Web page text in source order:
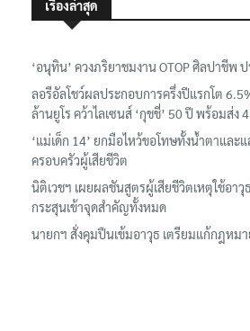
‘อนุทิน’ ควงภริยาชมงาน OTOP ศิลปาชีพ ป
ลอรีอัลโชว์ผลประกอบการครึ่งปีแรกโต
ล้านยูโร คว้าไลเซนส์ ‘กุชชี่’ 50 ปี พร้อมส่ง
‘แม่เด็ก 14’ ยกมือไหว้ขอโทษทั้งน้ำตาและ
ครอบครัวผู้เสียชีวิต
นิติเวชฯ เผยผลชันสูตรผู้เสียชีวิตเหตุใช้อาวุธ
กระสุนเข้าจุดสำคัญทั้งหมด